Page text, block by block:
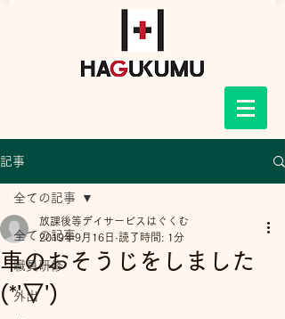
記事
全ての記事
職員研修
外出
全ての記事
車のおそうじをしました
(*'▽')
放課後等デイサービスはぐくむ
2019年9月16日 読了時間: 1分